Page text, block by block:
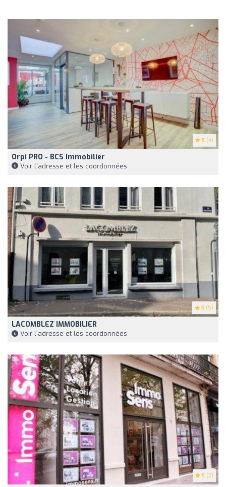
5 (4)
Orpi PRO - BCS Immobilier
Voir l'adresse et les coordonnées
5 (5)
LACOMBLEZ IMMOBILIER
Voir l'adresse et les coordonnées
5 (2)